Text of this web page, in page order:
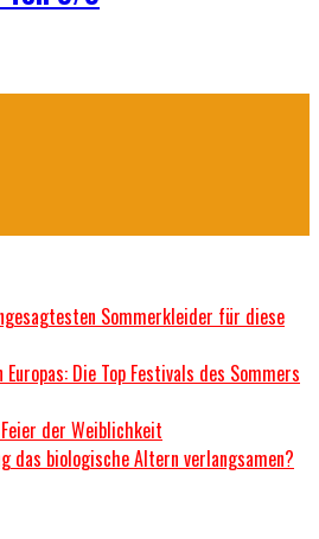
Sommerkleider für diese
Die Top Festivals des Sommers
der Weiblichkeit
das biologische Altern verlangsamen?